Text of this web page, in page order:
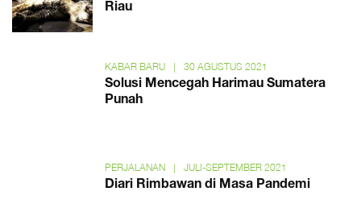
Riau
KABAR BARU | 30 AGUSTUS 2021
Solusi Mencegah Harimau Sumatera
Punah
PERJALANAN | JULI-SEPTEMBER 2021
Diari Rimbawan di Masa Pandemi